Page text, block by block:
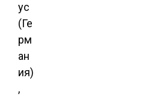
ус
(Ге
рм
ан
ия)
,